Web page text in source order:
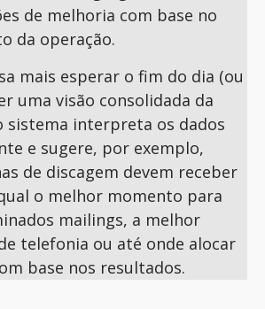
de melhoria com base no
da operação.
mais esperar o fim do dia (ou
uma visão consolidada da
sistema interpreta os dados
e sugere, por exemplo,
de discagem devem receber
o melhor momento para
mailings, a melhor
telefonia ou até onde alocar
base nos resultados.